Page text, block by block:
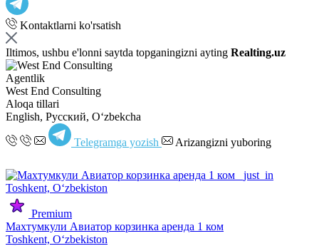
Kontaktlarni ko'rsatish
Iltimos, ushbu e'lonni saytda topganingizni ayting Realting.uz
Agentlik
West End Consulting
Aloqa tillari
English, Русский, Oʻzbekcha
Telegramga yozish Arizangizni yuboring
Premium
Махтумкули Авиатор корзинка аренда 1 ком
Toshkent, Oʻzbekiston